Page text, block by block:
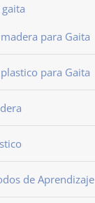
para Gaita
para Gaita
de Aprendizaje